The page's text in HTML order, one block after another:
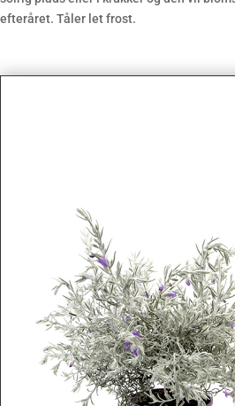
efteråret. Tåler let frost.